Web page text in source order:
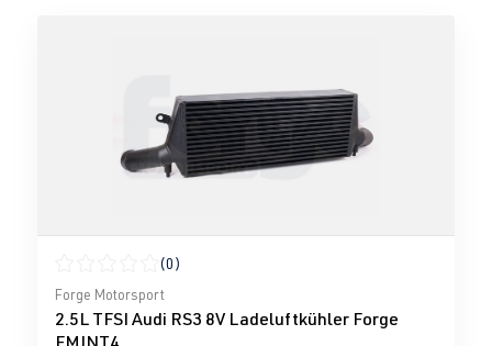
Durchschnittliche Bewertung von 0 von 5 Sternen
(0)
Forge Motorsport
2.5L TFSI Audi RS3 8V Ladeluftkühler Forge